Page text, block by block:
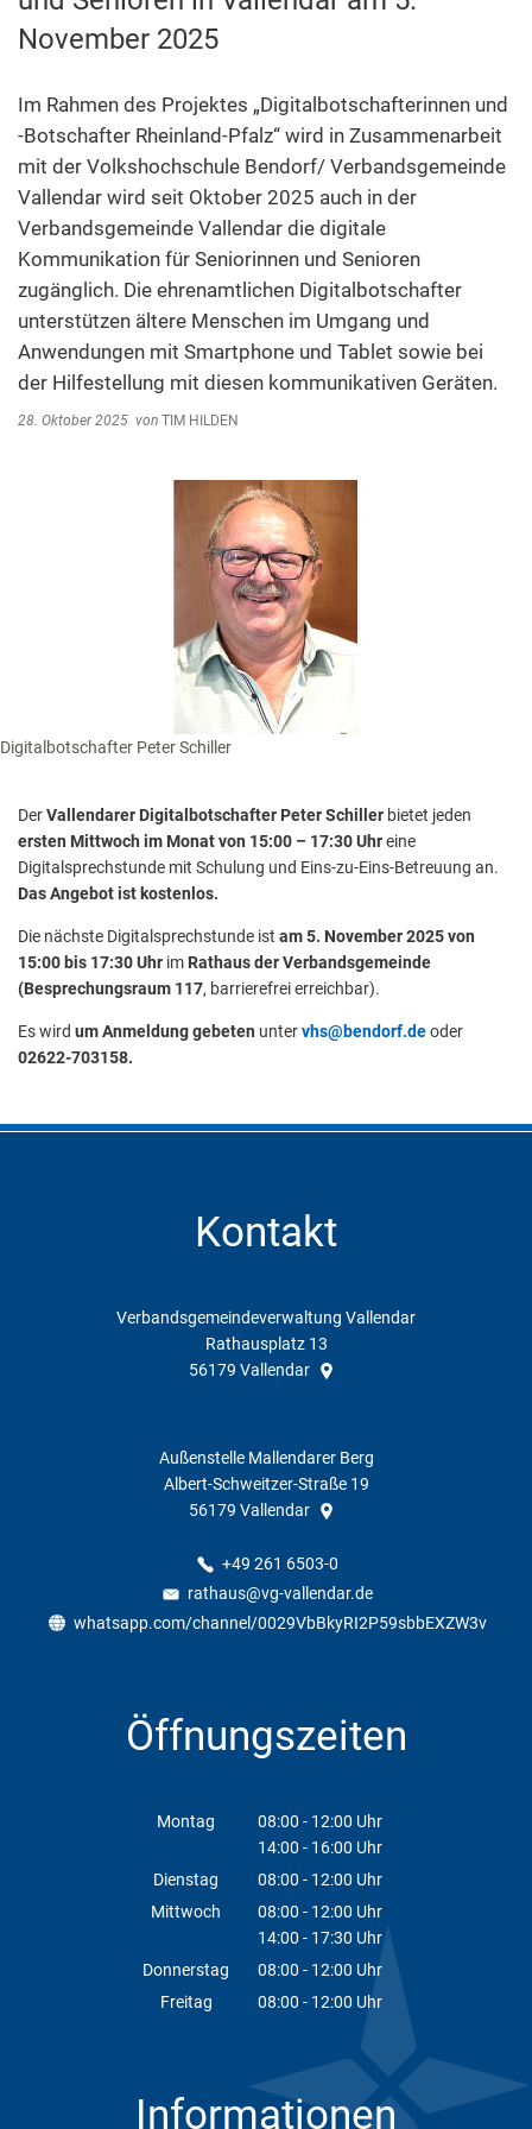
Schiedsamt
Wirtschaft und Tourismus
November 2025
Im Rahmen des Projektes „Digitalbotschafterinnen und
-Botschafter Rheinland-Pfalz“ wird in Zusammenarbeit
mit der Volkshochschule Bendorf/ Verbandsgemeinde
Vallendar wird seit Oktober 2025 auch in der
Verbandsgemeinde Vallendar die digitale
Kommunikation für Seniorinnen und Senioren
zugänglich. Die ehrenamtlichen Digitalbotschafter
unterstützen ältere Menschen im Umgang und
Anwendungen mit Smartphone und Tablet sowie bei
der Hilfestellung mit diesen kommunikativen Geräten.
28. Oktober 2025 von TIM HILDEN
Digitalbotschafter Peter Schiller
DerVallendarer Digitalbotschafter Peter Schiller bietet jeden
ersten Mittwoch im Monat von 15:00 – 17:30 Uhreine
Digitalsprechstunde mit Schulung und Eins-zu-Eins-Betreuung an.
Das Angebot ist kostenlos.
Die nächste Digitalsprechstunde ist am 5. November 2025von
15:00 bis 17:30 Uhr im Rathaus der Verbandsgemeinde
(Besprechungsraum 117, barrierefrei erreichbar).
Es wird um Anmeldung gebeten untervhs@bendorf.deoder
02622-703158.
Kontakt
Verbandsgemeindeverwaltung Vallendar
Rathausplatz 13
56179 Vallendar
Außenstelle Mallendarer Berg
Albert-Schweitzer-Straße 19
56179 Vallendar
+49 261 6503-0
rathaus@vg-vallendar.de
whatsapp.com/channel/0029VbBkyRI2P59sbbEXZW3v
Öffnungszeiten
Montag 08:00 - 12:00 Uhr
Von 08:00 bis 12:00 Uhr
14:00 - 16:00 Uhr
Von 14:00 bis 16:00 Uhr
Dienstag 08:00 - 12:00 Uhr
Von 08:00 bis 12:00 Uhr
Mittwoch 08:00 - 12:00 Uhr
Von 08:00 bis 12:00 Uhr
14:00 - 17:30 Uhr
Von 14:00 bis 17:30 Uhr
Donnerstag 08:00 - 12:00 Uhr
Von 08:00 bis 12:00 Uhr
Freitag 08:00 - 12:00 Uhr
Von 08:00 bis 12:00 Uhr
Informationen